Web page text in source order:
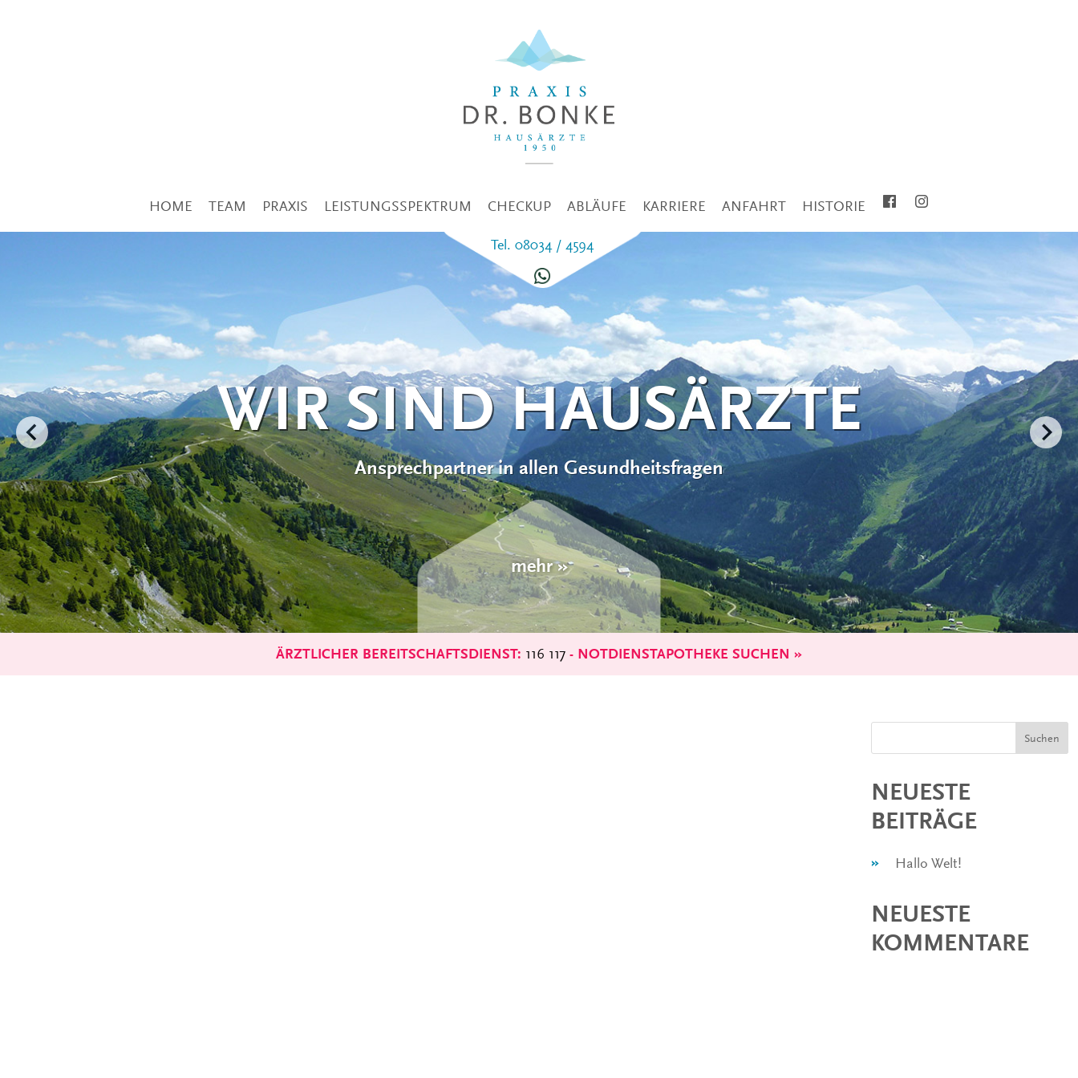
HOME TEAM PRAXIS LEISTUNGSSPEKTRUM CHECKUP ABLÄUFE KARRIERE ANFAHRT HISTORIE
Tel. 08034 / 4594
VORSORGE
Immer einen Schritt voraus
mehr »
ÄRZTLICHER BEREITSCHAFTSDIENST: 116 117 - NOTDIENSTAPOTHEKE SUCHEN »
Suchen
NEUESTE
BEITRÄGE
Hallo Welt!
NEUESTE
KOMMENTARE